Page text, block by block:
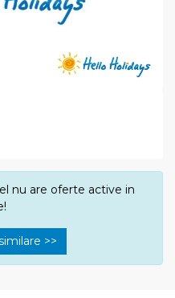
nu are oferte active in
>>